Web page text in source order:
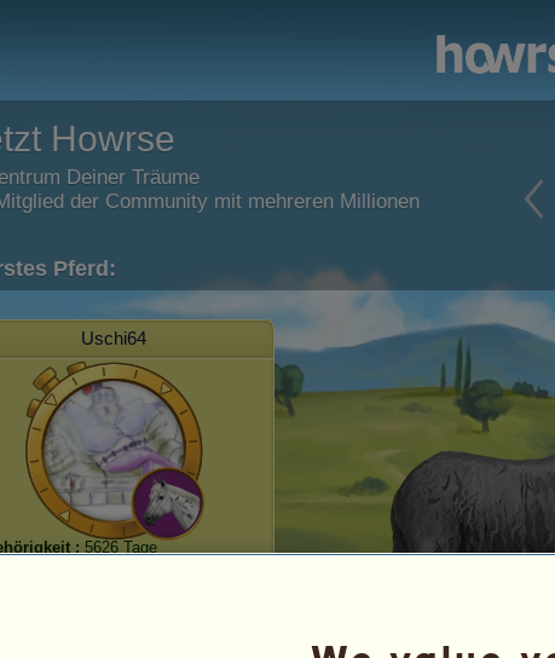
Howrse
Deiner Träume
der Community mit mehreren Millionen
Pferd:
Uschi64
: 5626 Tage